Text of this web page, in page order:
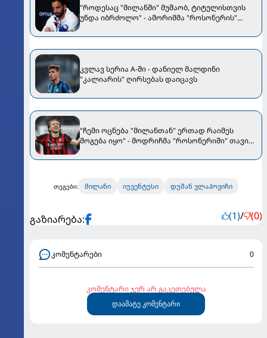
"როდესაც "მილანში" მუშაობ, ტიტულისთვის
უნდა იბრძოლო" - ამორიმმა "როსონერის"
კვლავ სერია A-ში - დანიელ მალდინი
"კალიარის" ღირსებას დაიცავს
"ჩემი ოცნება "მილანთან" ერთად რაიმეს
მოგება იყო" - მოდრიჩმა "როსონერიში" თავის
თეგები: მილანი იუვენტუსი დუშან ვლაჰოვიჩი
გაზიარება: (1)/ (0)
კომენტარები 0
კომენტარი ჯერ არ გაკეთებულა
დაამატე კომენტარი